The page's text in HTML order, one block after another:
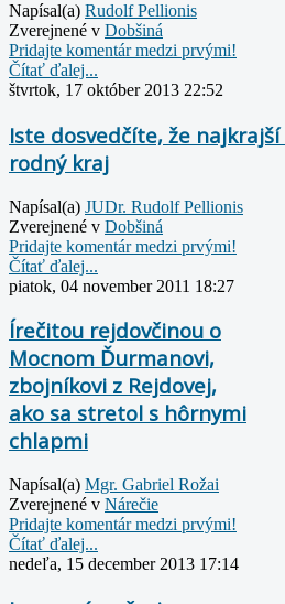
Napísal(a) Rudolf Pellionis
Zverejnené v Dobšiná
Pridajte komentár medzi prvými!
Čítať ďalej...
štvrtok, 17 október 2013 22:52
Iste dosvedčíte, že
rodný kraj
Napísal(a) JUDr. Rudolf Pellionis
Zverejnené v Dobšiná
Pridajte komentár medzi prvými!
Čítať ďalej...
piatok, 04 november 2011 18:27
Írečitou rejdovčinou o
Mocnom Ďurmanovi,
zbojníkovi z Rejdovej,
ako sa stretol s hôrnymi
chlapmi
Napísal(a) Mgr. Gabriel Rožai
Zverejnené v Nárečie
Pridajte komentár medzi prvými!
Čítať ďalej...
nedeľa, 15 december 2013 17:14